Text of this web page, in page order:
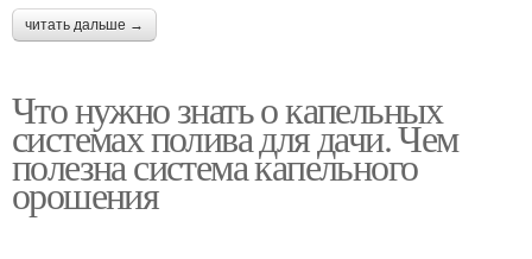
читать дальше →
Что нужно знать о капельных
системах полива для дачи. Чем
полезна система капельного
орошения